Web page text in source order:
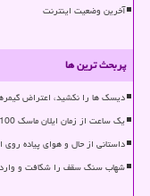
آخرین وضعیت اینترنت
پربحث ترین ها
دیسک ها را نکشید، اعتراض
یک ساعت از زمان ایلان ماسک 100 میلیون دلار می ارزد؟
داستانی از حال و هوای پیاده روی
شهاب سنگ سقف را شکافت و